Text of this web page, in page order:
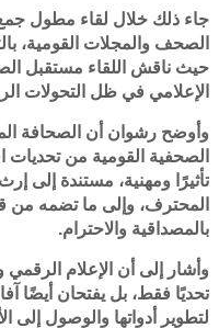
جاء ذلك خلال لقاء مطول جمع
الصحف والمجلات القومية،
حيث ناقش اللقاء مستقبل
الإعلامي في ظل التحولات
وأوضح رشوان أن الصحافة
الصحفية القومية من تحديات
تأثيرًا ومهنية، مستندة إلى
المحترف، وإلى ما تضمه
بالمصداقية والاحترام.
وأشار إلى أن الإعلام الرقمي
تحديًا فقط، بل يفتحان أيضًا
لتطوير أدواتها والوصول إلى